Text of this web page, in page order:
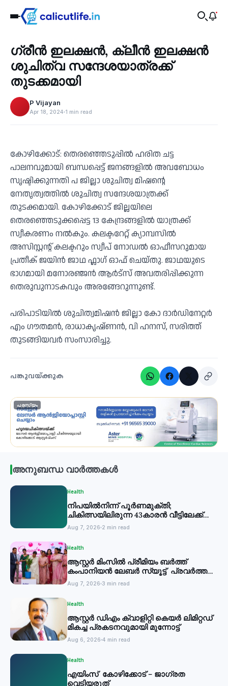
‹
Health
ഗ്രീൻ ഇലക്ഷൻ, ക്ലീൻ ഇലക്ഷൻ
ശുചിത്വ സന്ദേശയാത്രക്ക്
തുടക്കമായി
P Vijayan
Apr 18, 2024 1 min read
കോഴിക്കോട്: തെരഞ്ഞെടുപ്പിൽ ഹരിത ചട്ട
പാലനവുമായി ബന്ധപ്പെട്ട് ജനങ്ങളിൽ അവബോധം
സൃഷ്ടിക്കുന്നതി പ ജില്ലാ ശുചിത്വ മിഷന്റെ
നേതൃത്വത്തിൽ ശുചിത്വ സന്ദേശയാത്രക്ക്
തുടക്കമായി. കോഴിക്കോട് ജില്ലയിലെ
തെരഞ്ഞെടുക്കപ്പെട്ട 13 കേന്ദ്രങ്ങളിൽ യാത്രക്ക്
സ്വീകരണം നൽകും. കലക്ടറേറ്റ് ക്യാമ്പസിൽ
അസിസ്റ്റന്റ് കലക്ടറും സ്വീപ് നോഡൽ ഓഫീസറുമായ
പ്രതീക് ജയിൻ ജാഥ ഫ്ലാഗ് ഓഫ് ചെയ്തു. ജാഥയുടെ
ഭാഗമായി മനോരഞ്ജൻ ആർട്സ് അവതരിപ്പിക്കുന്ന
തെരുവുനാടകവും അരങ്ങേറുന്നുണ്ട്.
പരിപാടിയിൽ ശുചിത്വമിഷൻ ജില്ലാ കോ ദാർഡിനേറ്റർ
എം ഗൗതമൻ, രാധാകൃഷ്ണൻ, വി ഹനസ്, സരിത്ത്
തുടങ്ങിയവർ സംസാരിച്ചു.
പങ്കുവയ്ക്കുക
പരസ്യം
അനുബന്ധ വാർത്തകൾ
Health
നിപയില്‍നിന്ന് പൂര്‍ണമുക്തി;
ചികിത്സയിലിരുന്ന 43കാരന്‍ വീട്ടിലേക്ക്
മടങ്ങി
Aug 7, 2026 2 min read
Health
ആസ്റ്റർ മിംസിൽ പ്രീമിയം ബർത്ത്
കംപാനിയൻ ലേബർ സ്യൂട്ട് പ്രവർത്തനം
തുടങ്ങി
Aug 7, 2026 3 min read
Health
ആസ്റ്റർ ഡിഎം ക്വാളിറ്റി കെയർ ലിമിറ്റഡ്
മികച്ച പ്രകടനവുമായി മുന്നോട്ട്
Aug 6, 2026 4 min read
Health
എയിംസ് കോഴിക്കോട് – ജാഗ്രത
വെടിയരുത്